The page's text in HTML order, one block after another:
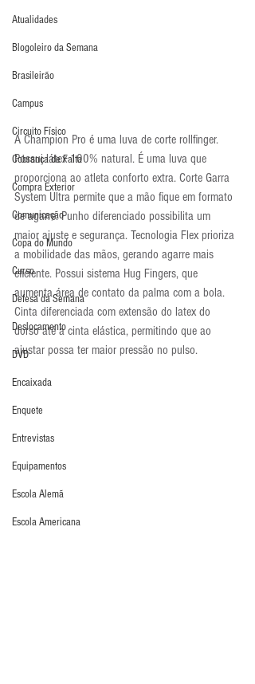
Atualidades
Blogoleiro da Semana
Brasileirão
Campus
Circuito Físico
Cobrança de Falta
Compra Exterior
Comunicação
Copa do Mundo
Curso
Defesa da Semana
Deslocamento
DVD
Encaixada
Enquete
Entrevistas
Equipamentos
Escola Alemã
Escola Americana
A Champion Pro é uma luva de corte rollfinger.
Possui látex 100% natural. É uma luva que
proporciona ao atleta conforto extra. Corte Garra
System Ultra permite que a mão fique em formato
de agarre. Punho diferenciado possibilita um
maior ajuste e segurança. Tecnologia Flex prioriza
a mobilidade das mãos, gerando agarre mais
eficiente. Possui sistema Hug Fingers, que
aumenta área de contato da palma com a bola.
Cinta diferenciada com extensão do latex do
dorso até a cinta elástica, permitindo que ao
ajustar possa ter maior pressão no pulso.